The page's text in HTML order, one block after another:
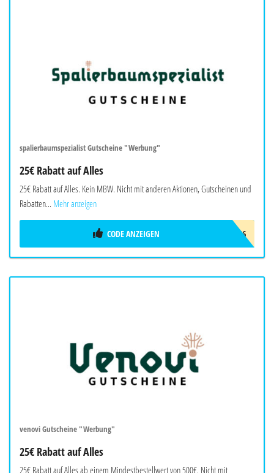
spalierbaumspezialist Gutscheine "Werbung"
25€ Rabatt auf Alles
25€ Rabatt auf Alles. Kein MBW. Nicht mit anderen Aktionen, Gutscheinen und
Rabatten... Mehr anzeigen
SPSADC26
CODE ANZEIGEN
venovi Gutscheine "Werbung"
25€ Rabatt auf Alles
25€ Rabatt auf Alles ab einem Mindestbestellwert von 500€. Nicht mit